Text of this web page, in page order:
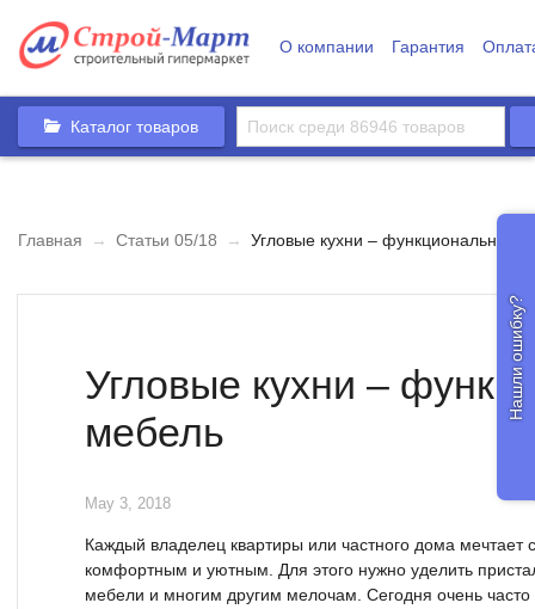
О компании Гарантия
Каталог товаров
Главная → Статьи 05/18 → Угловые кухни – функциональная
Угловые кухни –
мебель
May 3, 2018
Каждый владелец квартиры или частного дома мечтает
комфортным и уютным. Для этого нужно уделить
мебели и многим другим мелочам. Сегодня очень
Нашли ошибку?